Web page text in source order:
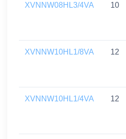
XVNNW08HL3/4VA 10
XVNNW10HL1/8VA 12
XVNNW10HL1/4VA 12